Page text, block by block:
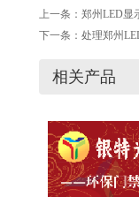
上一条： 郑州LED显
下一条： 处理郑州
相关产品